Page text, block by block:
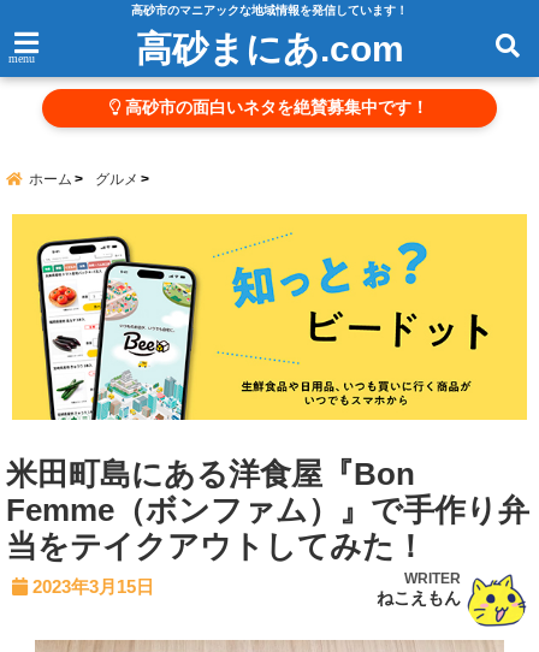
高砂市のマニアックな地域情報を発信しています！
menu 高砂まにあ.com
高砂市の面白いネタを絶賛募集中です！
ホーム グルメ
米田町島にある洋食屋『Bon
Femme（ボンファム）』で手作り弁
当をテイクアウトしてみた！
2023年3月15日 WRITER
ねこえもん